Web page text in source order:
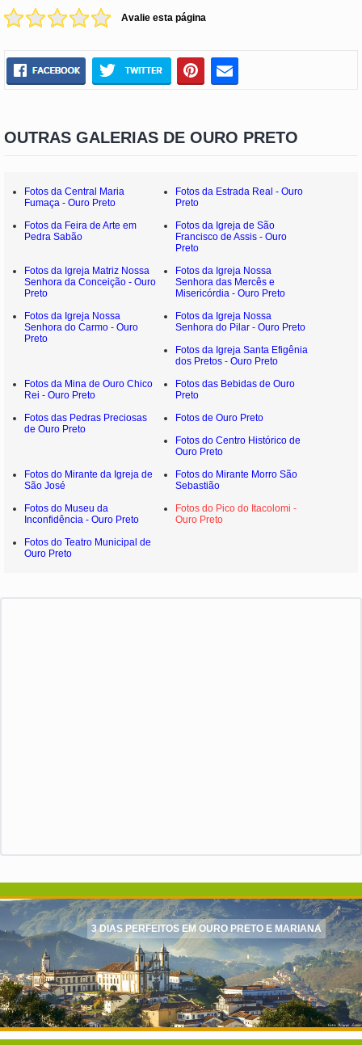
Avalie esta página
OUTRAS GALERIAS DE OURO PRETO
Fotos da Central Maria
Fumaça - Ouro Preto
Fotos da Estrada Real - Ouro
Preto
Fotos da Feira de Arte em
Pedra Sabão
Fotos da Igreja de São
Francisco de Assis - Ouro
Preto
Fotos da Igreja Matriz Nossa
Senhora da Conceição - Ouro
Preto
Fotos da Igreja Nossa
Senhora das Mercês e
Misericórdia - Ouro Preto
Fotos da Igreja Nossa
Senhora do Carmo - Ouro
Preto
Fotos da Igreja Nossa
Senhora do Pilar - Ouro Preto
Fotos da Igreja Santa Efigênia
dos Pretos - Ouro Preto
Fotos da Mina de Ouro Chico
Rei - Ouro Preto
Fotos das Bebidas de Ouro
Preto
Fotos das Pedras Preciosas
de Ouro Preto
Fotos de Ouro Preto
Fotos do Centro Histórico de
Ouro Preto
Fotos do Mirante da Igreja de
São José
Fotos do Mirante Morro São
Sebastião
Fotos do Museu da
Inconfidência - Ouro Preto
Fotos do Pico do Itacolomi -
Ouro Preto
Fotos do Teatro Municipal de
Ouro Preto
3 DIAS PERFEITOS EM OURO PRETO E MARIANA